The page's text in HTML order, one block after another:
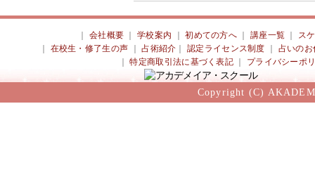
会社概要 ｜学校案内 ｜初めての方へ 講座一覧
ス
在校生・修了生の声 ｜占術紹介 ｜認定ライセンス制度
占いのお
｜特定商取引法に基づく表記 プライバシーポ
Copyright (C)